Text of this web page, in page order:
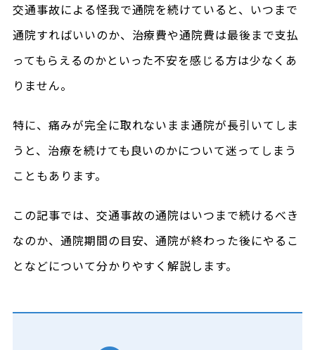
交通事故による怪我で通院を続けていると、いつまで
通院すればいいのか、治療費や通院費は最後まで支払
ってもらえるのかといった不安を感じる方は少なくあ
りません。
特に、痛みが完全に取れないまま通院が長引いてしま
うと、治療を続けても良いのかについて迷ってしまう
こともあります。
この記事では、交通事故の通院はいつまで続けるべき
なのか、通院期間の目安、通院が終わった後にやるこ
となどについて分かりやすく解説します。